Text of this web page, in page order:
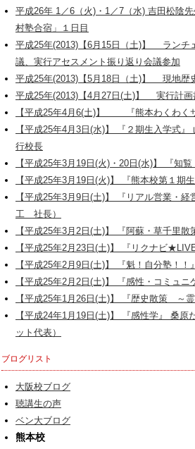
平成26年 1／6（火)・1／7（水) 吉田松陰
村塾合宿」１日目
平成25年(2013)【6月15日（土)】 ランチ
議、実行アセスメント振り返り会議参加
平成25年(2013)【5月18日（土)】 現地歴
平成25年(2013)【4月27日(土)】 実行計画
【平成25年4月6(土)】 『熊本わくわく
【平成25年4月3日(水)】 『２期生入学式
行校長
【平成25年3月19日(火)・20日(水)】 『知
【平成25年3月19日(火)】 『熊本校第１期
【平成25年3月9日(土)】 『リアル営業・
工 社長）
【平成25年3月2日(土)】 『阿蘇・草千里散
【平成25年2月23日(土)】 『リクナビ
【平成25年2月9日(土)】 『魁！自分塾！！』
【平成25年2月2日(土)】 『感性・コミュ
【平成25年1月26日(土)】 『歴史散策 ～霊
【平成24年1月19日(土)】 『感性学』 桑原
ット代表）
ブログリスト
大阪校ブログ
聴講生の声
ベン大ブログ
熊本校